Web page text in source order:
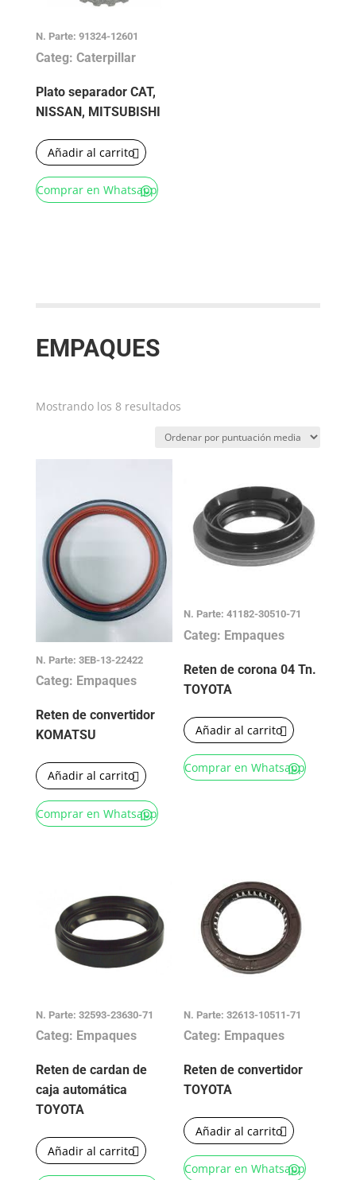
N. Parte: 91324-12601
Categ: Caterpillar
Plato separador CAT,
NISSAN, MITSUBISHI
Añadir al carrito
Comprar en Whatsapp
EMPAQUES
Mostrando los 8 resultadosOrdenado
puntuación
N. Parte: 3EB-13-22422
Categ: Empaques
Reten de convertidor
KOMATSU
Añadir al carrito
Comprar en Whatsapp
N. Parte: 41182-30510-71
Categ: Empaques
Reten de corona 04 Tn.
TOYOTA
Añadir al carrito
Comprar en Whatsapp
N. Parte: 32593-23630-71
Categ: Empaques
Reten de cardan de
caja automática
TOYOTA
Añadir al carrito
N. Parte: 32613-10511-71
Categ: Empaques
Reten de convertidor
TOYOTA
Añadir al carrito
Comprar en Whatsapp